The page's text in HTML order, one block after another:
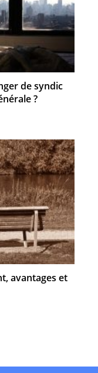
de syndic
?
avantages et